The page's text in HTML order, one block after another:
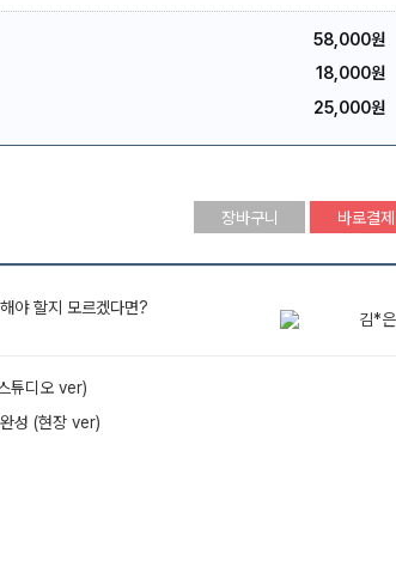
58,000원
18,000원
25,000원
장바구니 바로결제
야 할지 모르겠다면?
김*은
튜디오 ver)
성 (현장 ver)